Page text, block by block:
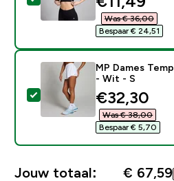
Was € 36,00‎
Bespaar € 24,51‎
Selecteer dit product -
MP Dames
- Wit - S
€32,30‎
Was € 38,00‎
Bespaar € 5,70‎
Jouw totaal: € 67,59‎